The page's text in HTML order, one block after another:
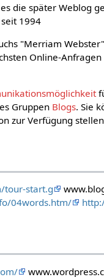
die später Weblog
1994
"Merriam
Online-
Gruppen Blogs. Sie
zur Verfügung
tour-start.g
04words.htm/